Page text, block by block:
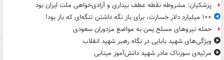
پزشکیان: مشروطه نقطه عطف بیداری و آزادی‌خواهی ملت ایران بود
۱۰۰ میلیارد دلار خسارت، برای باز نگه داشتن تنگه‌ای که باز بود!
حمله نیروهای مسلح یمن به مواضع مزدوران سعودی
ویژگی‌های شهید بابایی در نگاه رهبر شهید انقلاب
مرثیه‌ی سوزناک مادر شهید دانش‌آموز مینابی